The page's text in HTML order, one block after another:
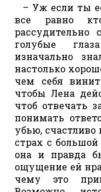
– Уж если ты
все равно
рассудительно
голубые
изначально
настолько
чем себя
чтобы Лена
чтоб отвечать
понимать
убью, счастливо
страх с
она и правда
ощущение ей
чему это